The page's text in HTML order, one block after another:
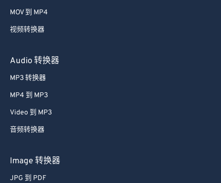
MOV 到 MP4
视频转换器
Audio 转换器
MP3 转换器
MP4 到 MP3
Video 到 MP3
音频转换器
Image 转换器
JPG 到 PDF